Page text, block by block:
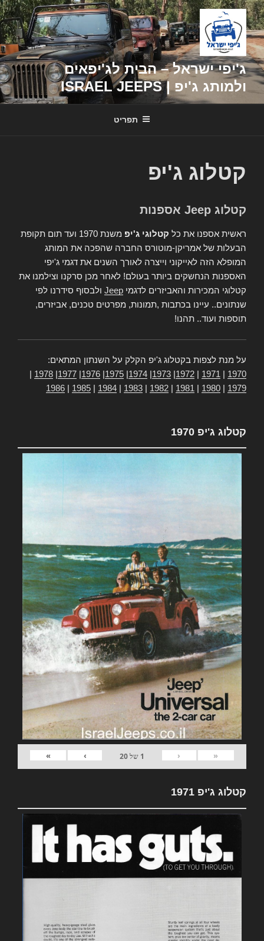
דילוג
לתוכן
ג'יפי ישראל – הבית לג'יפאים
ולמותג ג'יפ | ISRAEL JEEPS
תפריט
קטלוג ג'יפ
קטלוג Jeep אספנות
ראשית אספנו את כל קטלוגי ג'יפ
משנת 1970 ועד תום תקופת
הבעלות של אמריקן-מוטורס החברה שהפכה את המותג
המופלא הזה לאייקוני וייצרה לאורך השנים את דגמי ג'יפי
האספנות הנחשקים ביותר בעולם! לאחר מכן סרקנו וצילמנו את
קטלוגי המכירות והאביזרים לדגמי Jeep ולבסוף סידרנו לפי
שנתונים.. עיינו בכתבות ,תמונות, מפרטים טכנים, אביזרים,
תוספות ועוד.. תהנו!
על מנת לצפות בקטלוג ג'יפ הקלק על השנתון המתאים:
1970
1971
1972
1973
1974
1975
1976
1977
1978
1979
1980
1981
1982
1983
1984
1985
1986
קטלוג ג'יפ 1970
«
‹
1 של20
›
»
קטלוג ג'יפ 1971